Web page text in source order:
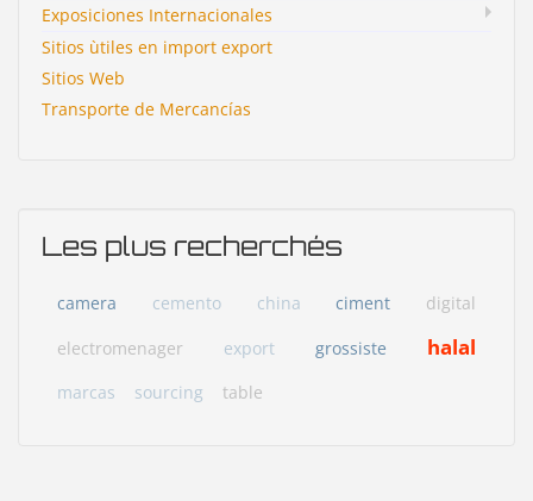
Exposiciones Internacionales
Sitios ùtiles en import export
Sitios Web
Transporte de Mercancías
Les plus recherchés
camera cemento china ciment
digital
electromenager
export grossiste halal
marcas sourcing table